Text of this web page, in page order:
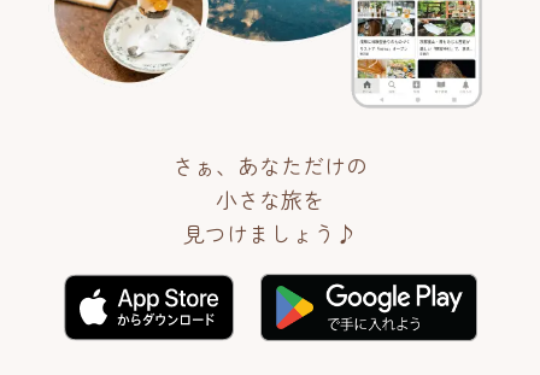
さぁ、あなただけの
小さな旅を
見つけましょう♪